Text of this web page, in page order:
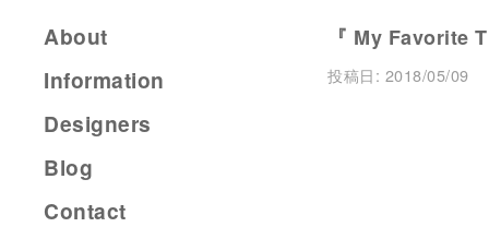
『 My Favorite
投稿日: 2018/05/09
About
Information
Designers
Blog
Contact